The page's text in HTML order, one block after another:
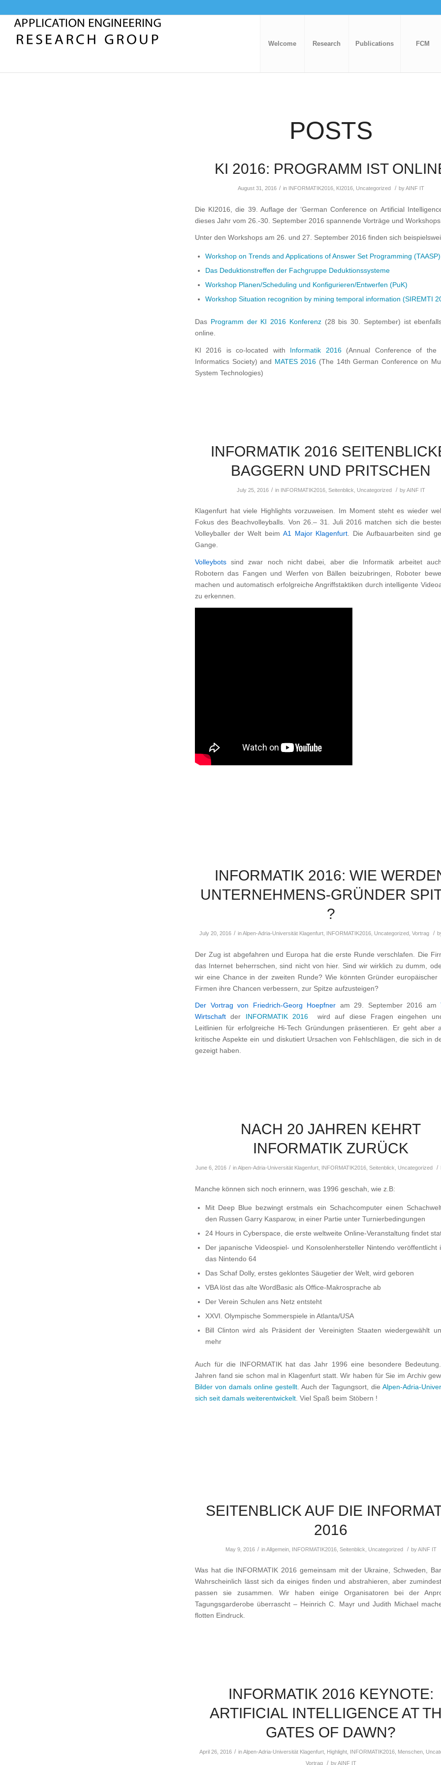
Welcome Research Publications FCM
POSTS
KI 2016: PROGRAMM IST
August 31, 2016 / in INFORMATIK2016, KI2016, Uncategorized / byAINF IT
Die KI2016, die 39. Auflage der ‘German Conference on Artificial
dieses Jahr vom 26.-30. September 2016 spannende Vorträge und
Unter den Workshops am 26. und 27. September 2016 finden sich
Workshop on Trends and Applications of Answer Set Programming (TAASP)
Das Deduktionstreffen der Fachgruppe Deduktionssysteme
Workshop Planen/Scheduling und Konfigurieren/Entwerfen (PuK)
Workshop Situation recognition by mining temporal information (SIREMTI
Das Programm der KI 2016 Konferenz (28 bis 30. September) ist
online.
KI 2016 is co-located with Informatik 2016(Annual Conference of the
Informatics Society) and
MATES 2016 (The 14th German Conference on
System Technologies)
INFORMATIK 2016
BAGGERN UND PRITSCHEN
July 25, 2016 / in INFORMATIK2016, Seitenblick Uncategorized / byAINF IT
Klagenfurt hat viele Highlights vorzuweisen. Im Moment steht es wieder
Fokus des Beachvolleyballs. Von 26.–31. Juli 2016 matchen sich die
Volleyballer der Welt beim A1 Major Klagenfurt. Die Aufbauarbeiten sind
Gange.
Volleybots sind zwar noch nicht dabei, aber die Informatik arbeitet
Robotern das Fangen und Werfen von Bällen beizubringen, Roboter
machen und automatisch erfolgreiche Angriffstaktiken durch intelligente
zu erkennen.
INFORMATIK 2016: WIE
UNTERNEHMENS-GRÜNDER
?
July 20, 2016 / inAlpen-Adria-Universität Klagenfurt, INFORMATIK2016, Uncategorized, Vortrag /
Der Zug ist abgefahren und Europa hat die erste Runde verschlafen. Die
das Internet beherrschen, sind nicht von hier. Sind wir wirklich zu dumm,
wir eine Chance in der zweiten Runde? Wie könnten Gründer europäischer
Firmen ihre Chancen verbessern, zur Spitze aufzusteigen?
Der Vortrag von Friedrich-Georg Hoepfner am 29. September 2016 am
Wirtschaftder INFORMATIK 2016 wird auf diese Fragen eingehen
Leitlinien für erfolgreiche Hi-Tech Gründungen präsentieren. Er geht aber
kritische Aspekte ein und diskutiert Ursachen von Fehlschlägen, die sich in
gezeigt haben.
NACH 20 JAHREN KEHRT
INFORMATIK ZURÜCK
June 6, 2016 / inAlpen-Adria-Universität Klagenfurt INFORMATIK2016 Seitenblick Uncategorized /
Manche können sich noch erinnern, was 1996 geschah, wie z.B:
Mit Deep Blue bezwingt erstmals ein Schachcomputer einen
den Russen Garry Kasparow, in einer Partie unter Turnierbedingungen
24 Hours in Cyberspace, die erste weltweite Online-Veranstaltung findet
Der japanische Videospiel- und Konsolenhersteller Nintendo veröffentlicht
das Nintendo 64
Das Schaf Dolly, erstes geklontes Säugetier der Welt, wird geboren
VBA löst das alte WordBasic als Office-Makrosprache ab
Der Verein Schulen ans Netz entsteht
XXVI. Olympische Sommerspiele in Atlanta/USA
Bill Clinton wird als Präsident der Vereinigten Staaten wiedergewählt
mehr
Auch für die INFORMATIK hat das Jahr 1996 eine besondere
Jahren fand sie schon mal in Klagenfurt statt. Wir haben für Sie im Archiv
Bilder von damals online gestellt. Auch der Tagungsort, dieAlpen-Adria-
sich seit damals weiterentwickelt . Viel Spaß beim Stöbern !
SEITENBLICK AUF DIE
2016
May 9, 2016 / inAllgemein, INFORMATIK2016, Seitenblick Uncategorized / byAINF IT
Was hat die INFORMATIK 2016 gemeinsam mit der Ukraine, Schweden,
Wahrscheinlich lässt sich da einiges finden und abstrahieren, aber
passen sie zusammen. Wir haben einige Organisatoren bei der
Tagungsgarderobe überrascht – Heinrich C. Mayr und Judith Michael
flotten Eindruck.
INFORMATIK 2016 KEYNOTE:
ARTIFICIAL INTELLIGENCE AT
GATES OF DAWN?
April 26, 2016 / inAlpen-Adria-Universität Klagenfurt Highlight INFORMATIK2016 Menschen
Vortrag
/ byAINF IT